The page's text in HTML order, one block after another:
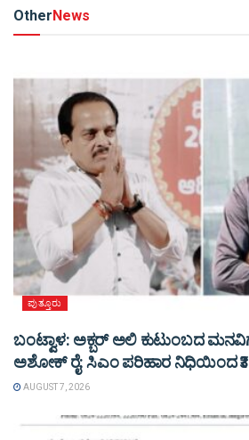
Other News
ಪುತ್ತೂರು
ಬಂಟ್ವಾಳ: ಅಕ್ಬರ್ ಅಲಿ ಕುಟುಂಬದ
ಅಶೋಕ್ ರೈ: ಸಿಎಂ ಪರಿಹಾರ ನಿಧಿಯಿಂದ ₹3
AUGUST 7, 2026